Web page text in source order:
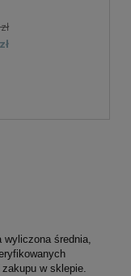
wyliczona średnia,
w sklepie.